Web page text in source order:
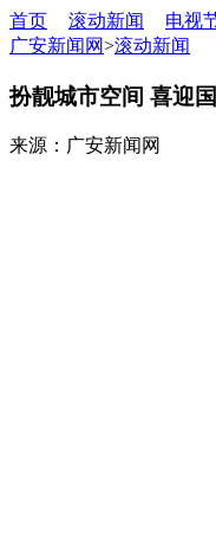
首页 滚动新闻 电视
广安新闻网>滚动新闻
扮靓城市空间 喜迎
来源：广安新闻网